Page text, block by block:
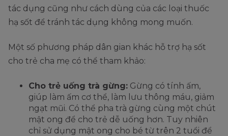
tác dụng cũng như cách dùng của các loại thuốc
hạ sốt để tránh tác dụng không mong muốn.
Một số phương pháp dân gian khác hỗ trợ hạ sốt
cho trẻ cha mẹ có thể tham khảo:
Cho trẻ uống trà gừng: Gừng có tính ấm,
giúp làm ấm cơ thể, làm lưu thông máu, giảm
ngạt mũi. Có thể pha trà gừng cùng một chút
mật ong để cho trẻ dễ uống hơn. Tuy nhiên
chỉ sử dụng mật ong cho bé từ trên 2 tuổi để